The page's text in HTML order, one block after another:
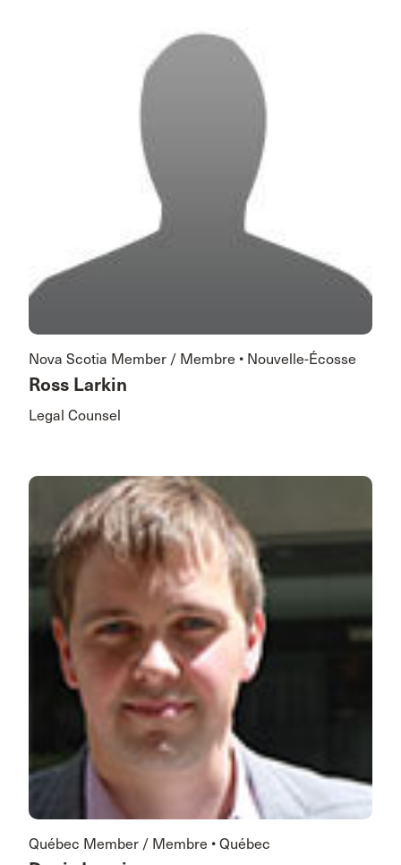
Nova Scotia Member / Membre • Nouvelle-Écosse
Ross Larkin
Legal Counsel
Québec Member / Membre • Québec